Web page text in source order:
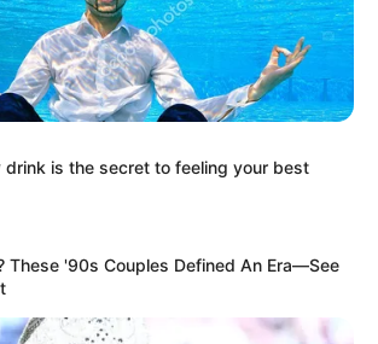
ΘΩΡΑΚΕΣ ΠΟΛΕΜΙΣΤΩΝ
ΤΟ ΦΩΣ ΣΤΟ ΣΤΕΡΕΩΜΑ
ΝΑ...
drink is the secret to feeling your best
These '90s Couples Defined An Era—See